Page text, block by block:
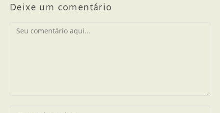
Deixe um comentário